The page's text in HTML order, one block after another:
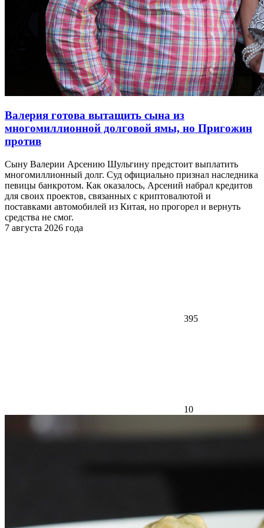
Валерия готова вытащить сына из
многомиллионной долговой ямы, но Пригожин
против
Сыну Валерии Арсению Шульгину предстоит выплатить
многомиллионный долг. Суд официально признал наследника
певицы банкротом. Как оказалось, Арсений набрал кредитов
для своих проектов, связанных с криптовалютой и
поставками автомобилей из Китая, но прогорел и вернуть
средства не смог.
7 августа 2026 года
395
10